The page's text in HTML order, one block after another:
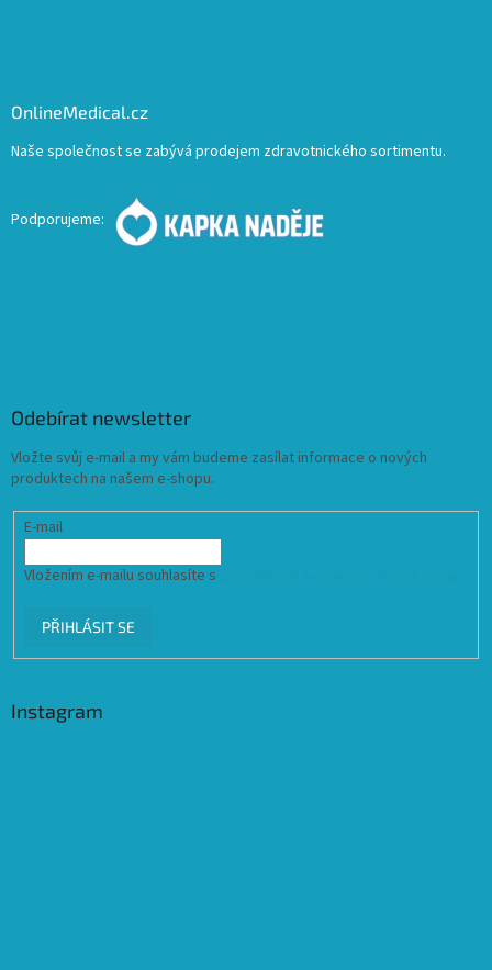
OnlineMedical.cz
Naše společnost se zabývá prodejem zdravotnického sortimentu.
Podporujeme:
Odebírat newsletter
Vložte svůj e-mail a my vám budeme zasílat informace o nových
produktech na našem e-shopu.
E-mail
Vložením e-mailu souhlasíte s
PŘIHLÁSIT SE
Instagram